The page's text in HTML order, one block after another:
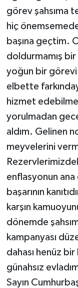
görev şahsıma
hiç
başına geçtim.
doldurmamış
yoğun bir görevi
elbette
hizmet
yorulmadan
aldım. Gelinen
meyvelerini
enflasyonun
başarının
karşın
dönemde
kampanyası
dahası henüz
günahsız
Sayın